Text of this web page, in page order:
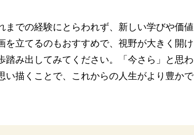
での経験にとらわれず、新しい学びや価値
立てるのもおすすめで、視野が大きく開け
み出してみてください。「今さら」と思わ
描くことで、これからの人生がより豊かで